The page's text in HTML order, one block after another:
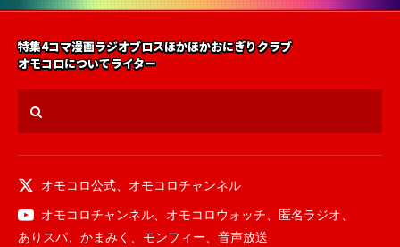
特集4コマ漫画ラジオブロスほかほかおにぎりクラブ
オモコロについてライター
オモコロ公式、 オモコロチャンネル
オモコロチャンネル、 オモコロウォッチ、 匿名ラジオ、
ありスパ、 かまみく 、 モンフィー、 音声放送